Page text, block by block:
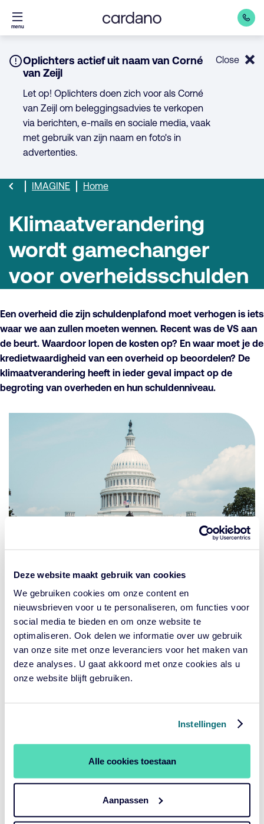
Deze website maakt gebruik van cookies
We gebruiken cookies om onze content en
nieuwsbrieven voor u te personaliseren, om functies voor
social media te bieden en om onze website te
optimaliseren. Ook delen we informatie over uw gebruik
van onze site met onze leveranciers voor het maken van
deze analyses. U gaat akkoord met onze cookies als u
onze website blijft gebruiken.
Instellingen
Alle cookies toestaan
Aanpassen
Direct
naar
menu
Notice:
Oplichters actief uit naam van Corné
van Zeijl
Let op! Oplichters doen zich voor als Corné
van Zeijl om beleggingsadvies te verkopen
via berichten, e-mails en sociale media, vaak
met gebruik van zijn naam en foto's in
advertenties.
Close
Home
IMAGINE
Klimaatverandering
wordt gamechanger
voor overheidsschulden
Een overheid die zijn schuldenplafond moet verhogen is iets
waar we aan zullen moeten wennen. Recent was de VS aan
de beurt. Waardoor lopen de kosten op? En waar moet je de
kredietwaardigheid van een overheid op beoordelen? De
klimaatverandering heeft in ieder geval impact op de
begroting van overheden en hun schuldenniveau.
Gamechanger
In dit artikel gaanHilde VeelaertenPim Burggraeve
verder in op het politieke gesteggel rondom de debt
ceiling van de VS, stijgende overheidsschulden, impact
van klimaatverandering op de schuldniveaus van
Download het artikel hier
Download